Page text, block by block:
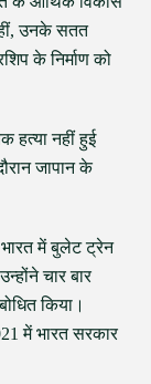
उनके सतत
के निर्माण को
हत्या नहीं हुई
जापान के
भारत में बुलेट ट्रेन
चार बार
किया।
में भारत सरकार